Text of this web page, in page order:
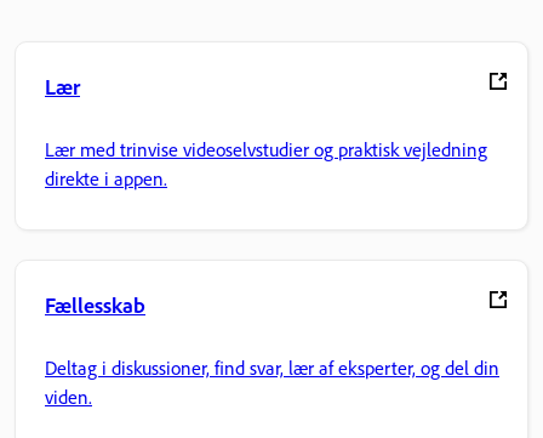
Lær
Lær med trinvise videoselvstudier og praktisk vejledning
direkte i appen.
Fællesskab
Deltag i diskussioner, find svar, lær af eksperter, og del din
viden.